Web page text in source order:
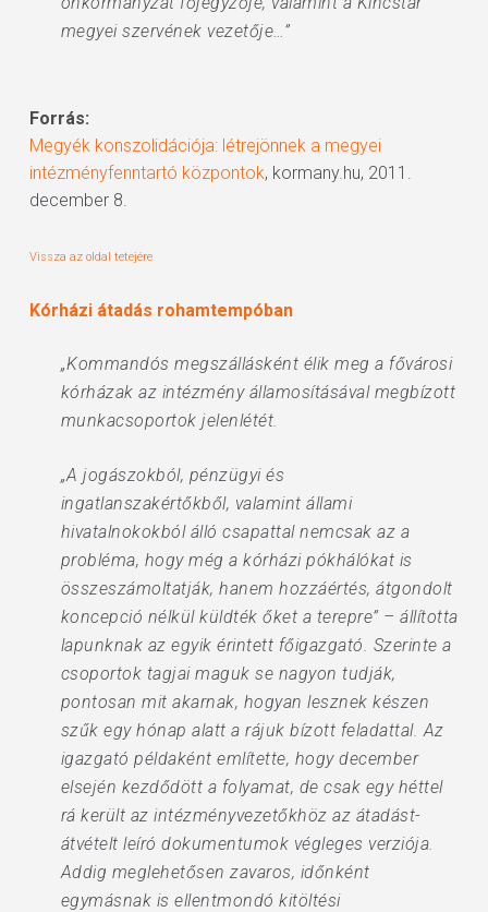
megyei szervének vezetője…”
Forrás:
Megyék konszolidációja: létrejönnek a megyei
intézményfenntartó központok, kormany.hu, 2011.
december 8.
Vissza az oldal tetejére
Kórházi átadás rohamtempóban
„Kommandós megszállásként élik meg a fővárosi
kórházak az intézmény államosításával megbízott
munkacsoportok jelenlétét.
„A jogászokból, pénzügyi és
ingatlanszakértőkből, valamint állami
hivatalnokokból álló csapattal nemcsak az a
probléma, hogy még a kórházi pókhálókat is
összeszámoltatják, hanem hozzáértés, átgondolt
koncepció nélkül küldték őket a terepre” – állította
lapunknak az egyik érintett főigazgató. Szerinte a
csoportok tagjai maguk se nagyon tudják,
pontosan mit akarnak, hogyan lesznek készen
szűk egy hónap alatt a rájuk bízott feladattal. Az
igazgató példaként említette, hogy december
elsején kezdődött a folyamat, de csak egy héttel
rá került az intézményvezetőkhöz az átadást-
átvételt leíró dokumentumok végleges verziója.
Addig meglehetősen zavaros, időnként
egymásnak is ellentmondó kitöltési